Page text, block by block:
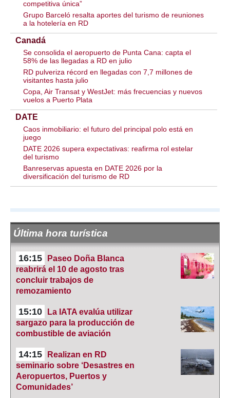
competitiva única”
Grupo Barceló resalta aportes del turismo de reuniones
a la hotelería en RD
Canadá
Se consolida el aeropuerto de Punta Cana: capta el
58% de las llegadas a RD en julio
RD pulveriza récord en llegadas con 7,7 millones de
visitantes hasta julio
Copa, Air Transat y WestJet: más frecuencias y nuevos
vuelos a Puerto Plata
DATE
Caos inmobiliario: el futuro del principal polo está en
juego
DATE 2026 supera expectativas: reafirma rol estelar
del turismo
Banreservas apuesta en DATE 2026 por la
diversificación del turismo de RD
Última hora turística
16:15
Paseo Doña Blanca
reabrirá el 10 de agosto tras
concluir trabajos de
remozamiento
15:10
La IATA evalúa utilizar
sargazo para la producción de
combustible de aviación
14:15
Realizan en RD
seminario sobre ‘Desastres en
Aeropuertos, Puertos y
Comunidades’